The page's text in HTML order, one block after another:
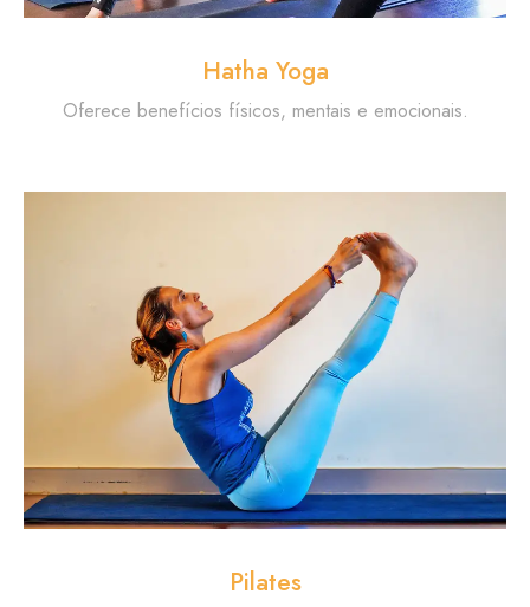
Hatha Yoga
Oferece benefícios físicos, mentais e emocionais.
Pilates